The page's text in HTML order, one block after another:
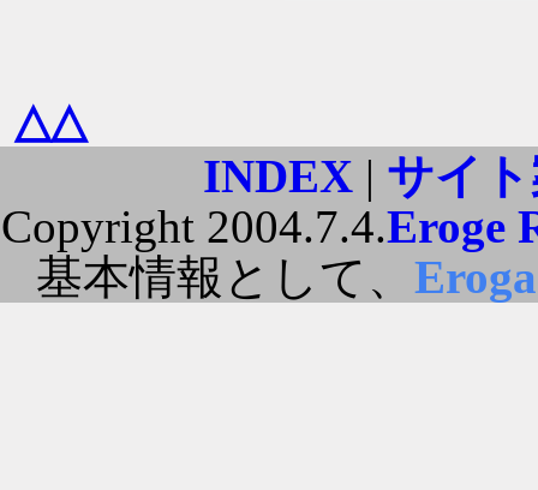
△△
INDEX| サイ
Copyright 2004.7.4.Eroge
基本情報として、